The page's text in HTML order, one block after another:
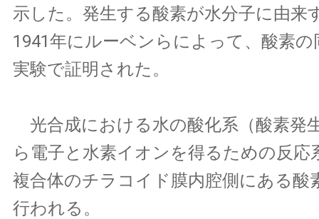
示した。発生する酸素が水分子に由来
1941年にルーベンらによって、酸素
実験で証明された。
光合成における水の酸化系（酸素発
ら電子と水素イオンを得るための反応
複合体のチラコイド膜内腔側にある酸
行われる。